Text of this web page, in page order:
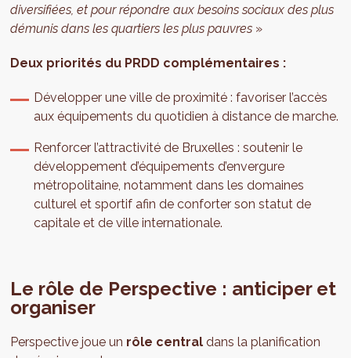
diversifiées, et pour répondre aux besoins sociaux des plus
démunis dans les quartiers les plus pauvres »
Deux priorités du PRDD complémentaires :
Développer une ville de proximité : favoriser l’accès
aux équipements du quotidien à distance de marche.
Renforcer l’attractivité de Bruxelles : soutenir le
développement d’équipements d’envergure
métropolitaine, notamment dans les domaines
culturel et sportif afin de conforter son statut de
capitale et de ville internationale.
Le rôle de Perspective : anticiper et
organiser
Perspective joue un rôle central dans la planification